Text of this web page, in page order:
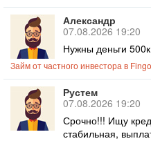
Александр
07.08.2026 19:20
Нужны деньги
Займ от частного инвестора в
Рустем
07.08.2026 19:20
Срочно!!! Ищу
стабильная,